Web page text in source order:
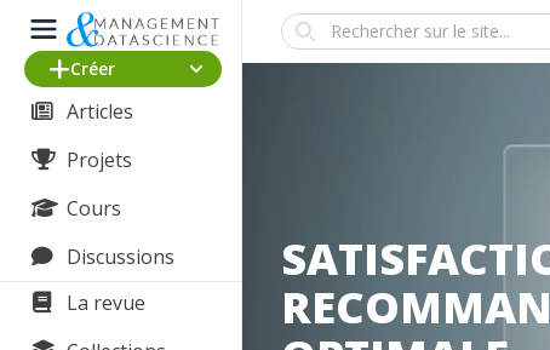
Créer
Articles
Projets
Cours
Discussions
La revue
Search